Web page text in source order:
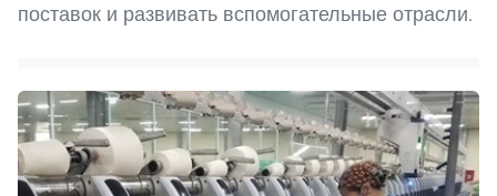
поставок и развивать вспомогательные отрасли.